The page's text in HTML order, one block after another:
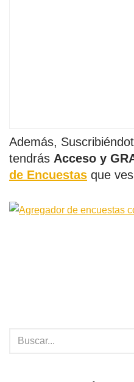
Además,
tendrás Acceso y
de Encuestas que